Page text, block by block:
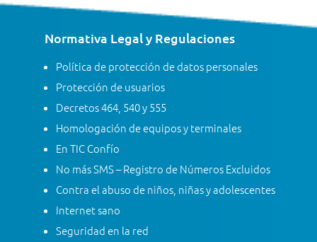
Normativa Legal y Regulaciones
Política de protección de datos personales
Protección de usuarios
Decretos 464, 540 y 555
Homologación de equipos y terminales
En TIC Confío
No más SMS – Registro de Números Excluidos
Contra el abuso de niños, niñas y adolescentes
Internet sano
Seguridad en la red